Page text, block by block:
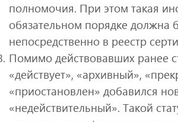
полномочия. При этом такая
обязательном порядке должна
непосредственно в реестр
Помимо действовавших ранее
«действует», «архивный»,
«приостановлен» добавился
«недействительный». Такой